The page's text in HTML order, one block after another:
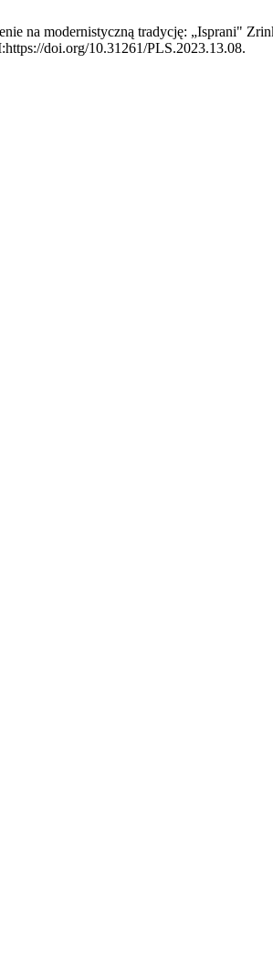
na modernistyczną tradycję: „Isprani"
doi.org/10.31261/PLS.2023.13.08.